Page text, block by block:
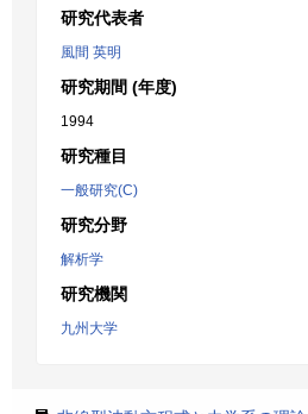
研究代表者
風間 英明
研究期間 (年度)
1994
研究種目
一般研究(C)
研究分野
解析学
研究機関
九州大学